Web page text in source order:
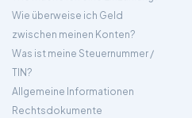
Wie überweise ich Geld
zwischen meinen Konten?
Was ist meine Steuernummer /
TIN?
Allgemeine Informationen
Rechtsdokumente